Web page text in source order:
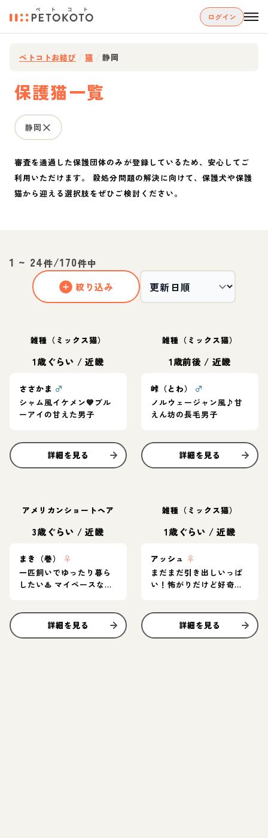
ログイン
ペトコトお結び 猫 静岡
保護猫一覧
静岡
審査を通過した保護団体のみが登録しているため、安心してご
利用いただけます。 殺処分問題の解決に向けて、保護犬や保護
猫から迎える選択肢をぜひご検討ください。
1 ~ 24件/170件中
絞り込み
雑種（ミックス猫）
1歳ぐらい /近畿
ささかま ♂
シャム風イケメン💙ブル
ーアイの甘えた男子
詳細を見る
雑種（ミックス猫）
1歳前後 / 近畿
峠（とわ）
♂
ノルウェージャン風♪甘
えん坊の長毛男子
詳細を見る
アメリカンショートヘア
3歳ぐらい /近畿
まき（巻）
♀
一匹飼いでゆったり暮ら
したい♨️ マイペースなア
詳細を見る
雑種（ミックス猫）
1歳ぐらい /近畿
アッシュ ♀
まだまだ引き出しいっぱ
い！怖がりだけど好奇心
詳細を見る